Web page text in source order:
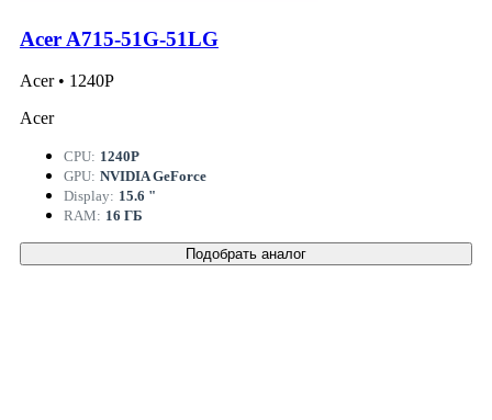
Acer A715-51G-51LG
Acer • 1240P
Acer
CPU: 1240P
GPU: NVIDIA GeForce
Display: 15.6 "
RAM: 16 ГБ
Подобрать аналог